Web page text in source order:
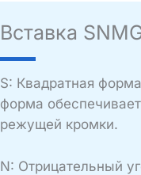
Вставка
S: Квадратная
форма
режущей кромки.
N: Отрицательный